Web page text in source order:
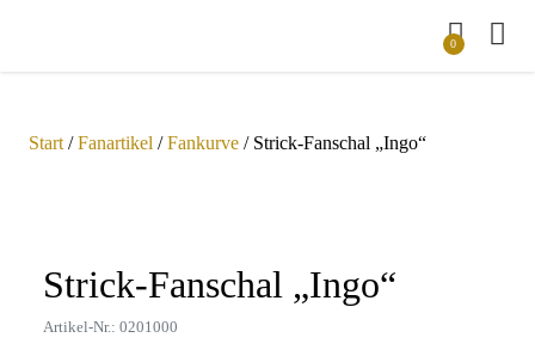
0
Start /Fanartikel /Fankurve / Strick-Fanschal „Ingo“
Strick-Fanschal „Ingo“
Artikel-Nr.: 0201000